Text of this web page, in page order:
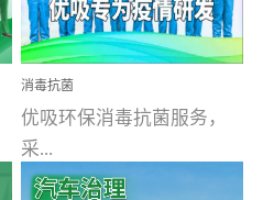
消毒抗菌
优吸环保消毒抗菌服务，
采...